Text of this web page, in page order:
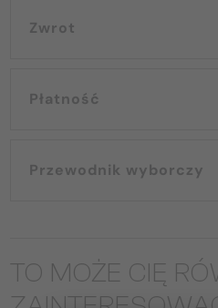
Zwrot
Płatność
Przewodnik wyborczy
TO MOŻE CIĘ